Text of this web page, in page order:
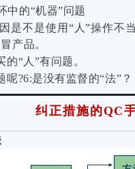
中的“机器”问题
是不是使用“人”操作不
产品。
的“人”有问题。
呢?6:是没有监督的“法”？
纠正措施的QC